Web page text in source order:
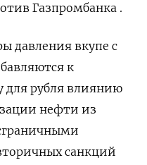
Газпромбанка .
давления вкупе с
к
для рубля влиянию
нефти из
санкций